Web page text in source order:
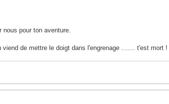
pour ton aventure.
viend de mettre le doigt dans l'engrenage ....... t'est mort !